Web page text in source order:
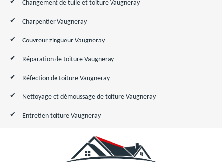
Changement de tuile et toiture Vaugneray
Charpentier Vaugneray
Couvreur zingueur Vaugneray
Réparation de toiture Vaugneray
Réfection de toiture Vaugneray
Nettoyage et démoussage de toiture Vaugneray
Entretien toiture Vaugneray